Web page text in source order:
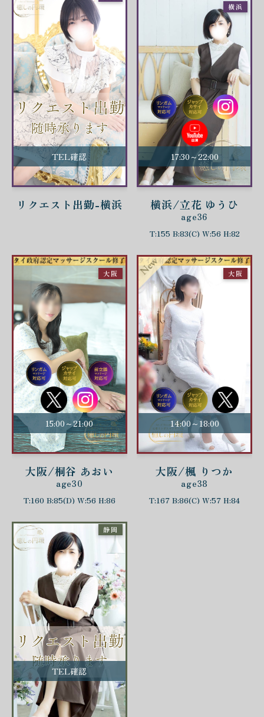
TEL確認
リクエスト出勤-横浜
17:30～22:00
横浜/立花 ゆうひ
age36
T:155 B:83(C) W:56 H:82
横浜
15:00～21:00
大阪/桐谷 あおい
age30
T:160 B:85(D) W:56 H:86
大阪
14:00～18:00
大阪/楓 りつか
age38
T:167 B:86(C) W:57 H:84
大阪
TEL確認
静岡